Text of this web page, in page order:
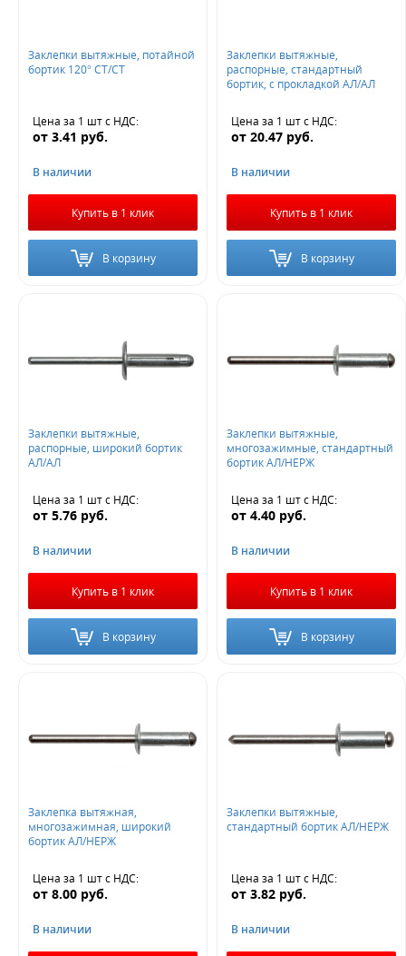
Заклепки вытяжные, потайной
бортик 120° СТ/СТ
Цена за 1 штс НДС:
от 3.41 руб.
В наличии
Купить в 1 клик
В корзину
Заклепки вытяжные,
распорные, стандартный
бортик, с прокладкой АЛ/АЛ
Цена за 1 штс НДС:
от 20.47 руб.
В наличии
Купить в 1 клик
В корзину
Заклепки вытяжные,
распорные, широкий бортик
АЛ/АЛ
Цена за 1 штс НДС:
от 5.76 руб.
В наличии
Купить в 1 клик
В корзину
Заклепки вытяжные,
многозажимные, стандартный
бортик АЛ/НЕРЖ
Цена за 1 штс НДС:
от 4.40 руб.
В наличии
Купить в 1 клик
В корзину
Заклепка вытяжная,
многозажимная, широкий
бортик АЛ/НЕРЖ
Цена за 1 штс НДС:
от 8.00 руб.
В наличии
Заклепки вытяжные,
стандартный бортик АЛ/НЕРЖ
Цена за 1 штс НДС:
от 3.82 руб.
В наличии